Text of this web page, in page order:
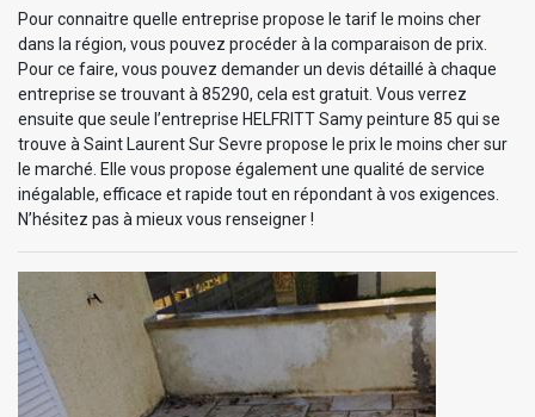
Pour connaitre quelle entreprise propose le tarif le moins cher
dans la région, vous pouvez procéder à la comparaison de prix.
Pour ce faire, vous pouvez demander un devis détaillé à chaque
entreprise se trouvant à 85290, cela est gratuit. Vous verrez
ensuite que seule l’entreprise HELFRITT Samy peinture 85 qui se
trouve à Saint Laurent Sur Sevre propose le prix le moins cher sur
le marché. Elle vous propose également une qualité de service
inégalable, efficace et rapide tout en répondant à vos exigences.
N’hésitez pas à mieux vous renseigner !